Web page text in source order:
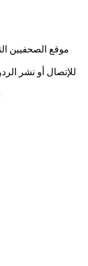
موقع الصحفيين